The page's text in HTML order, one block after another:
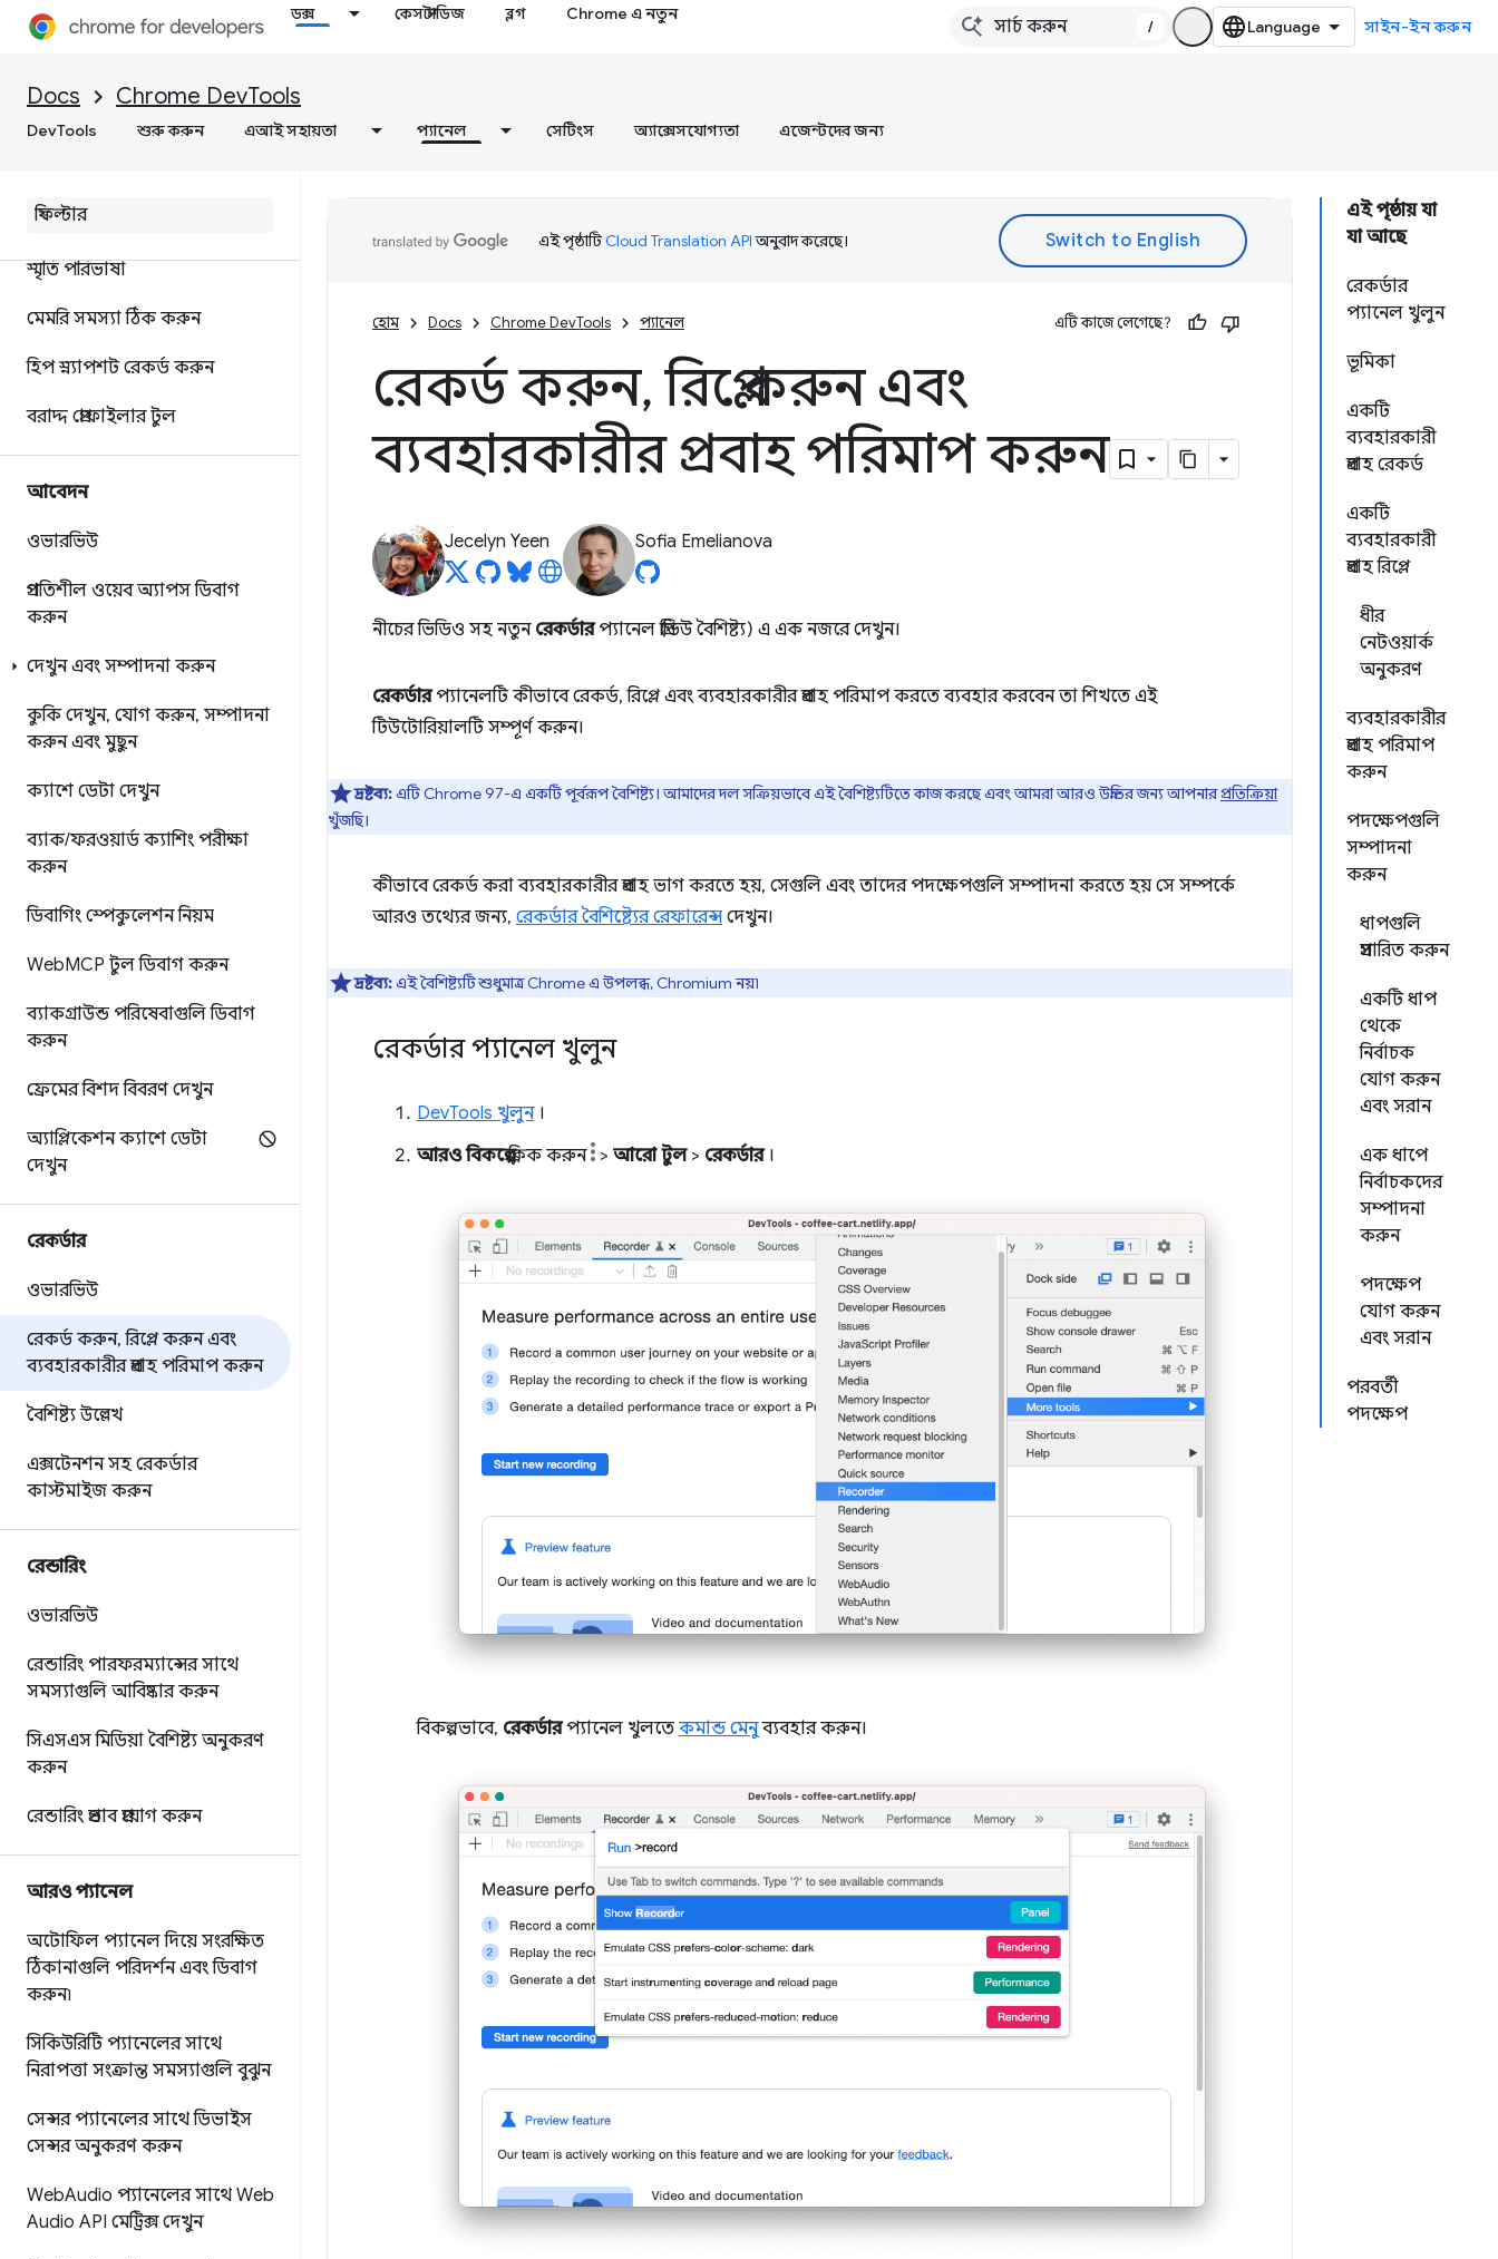
ডক্স কেস স্টাডিজ ব্লগ Chrome এ নতুন
/ সাইন-ইন করুন
Docs Chrome DevTools
DevTools শুরু করুন এআই সহায়তা প্যানেল সেটিংস অ্যাক্সেসযোগ্যতা এজেন্টদের জন্য
বাতিঘর
ওয়েব গতি অপ্টিমাইজ করুন
ওভারভিউ
স্মৃতি পরিভাষা
মেমরি সমস্যা ঠিক করুন
হিপ স্ন্যাপশট রেকর্ড করুন
বরাদ্দ প্রোফাইলার টুল
আবেদন
ওভারভিউ
প্রগতিশীল ওয়েব অ্যাপস ডিবাগ
করুন
দেখুন এবং সম্পাদনা করুন
কুকি দেখুন, যোগ করুন, সম্পাদনা
করুন এবং মুছুন
ক্যাশে ডেটা দেখুন
ব্যাক/ফরওয়ার্ড ক্যাশিং পরীক্ষা
করুন
ডিবাগিং স্পেকুলেশন নিয়ম
WebMCP টুল ডিবাগ করুন
ব্যাকগ্রাউন্ড পরিষেবাগুলি ডিবাগ
করুন
ফ্রেমের বিশদ বিবরণ দেখুন
অ্যাপ্লিকেশন ক্যাশে ডেটা
দেখুন
রেকর্ডার
ওভারভিউ
রেকর্ড করুন, রিপ্লে করুন এবং
ব্যবহারকারীর প্রবাহ পরিমাপ করুন
বৈশিষ্ট্য উল্লেখ
এক্সটেনশন সহ রেকর্ডার
কাস্টমাইজ করুন
রেন্ডারিং
ওভারভিউ
রেন্ডারিং পারফরম্যান্সের সাথে
সমস্যাগুলি আবিষ্কার করুন
সিএসএস মিডিয়া বৈশিষ্ট্য অনুকরণ
করুন
রেন্ডারিং প্রভাব প্রয়োগ করুন
আরও প্যানেল
অটোফিল প্যানেল দিয়ে সংরক্ষিত
ঠিকানাগুলি পরিদর্শন এবং ডিবাগ
করুন৷
সিকিউরিটি প্যানেলের সাথে
নিরাপত্তা সংক্রান্ত সমস্যাগুলি বুঝুন
সেন্সর প্যানেলের সাথে ডিভাইস
সেন্সর অনুকরণ করুন
WebAudio প্যানেলের সাথে Web
Audio API মেট্রিক্স দেখুন
এই পৃষ্ঠায় যা
যা আছে
রেকর্ডার
প্যানেল খুলুন
ভূমিকা
একটি
ব্যবহারকারী
প্রবাহ রেকর্ড
একটি
ব্যবহারকারী
প্রবাহ রিপ্লে
ধীর
নেটওয়ার্ক
অনুকরণ
ব্যবহারকারীর
প্রবাহ পরিমাপ
করুন
পদক্ষেপগুলি
সম্পাদনা
করুন
ধাপগুলি
প্রসারিত করুন
একটি ধাপ
থেকে
নির্বাচক
যোগ করুন
এবং সরান
এক ধাপে
নির্বাচকদের
সম্পাদনা
করুন
পদক্ষেপ
যোগ করুন
এবং সরান
পরবর্তী
পদক্ষেপ
এই পৃষ্ঠাটিCloud Translation APIঅনুবাদ করেছে।
হোম Docs Chrome DevTools প্যানেল এটি কাজে লেগেছে?
রেকর্ড করুন, রিপ্লে করুন এবং
ব্যবহারকারীর প্রবাহ পরিমাপ করুন
Jecelyn Yeen Sofia Emelianova
নীচের ভিডিও সহ নতুন রেকর্ডারপ্যানেল (প্রিভিউ বৈশিষ্ট্য) এ এক নজরে দেখুন।
রেকর্ডারপ্যানেলটি কীভাবে রেকর্ড, রিপ্লে এবং ব্যবহারকারীর প্রবাহ পরিমাপ করতে ব্যবহার করবেন তা শিখতে এই
টিউটোরিয়ালটি সম্পূর্ণ করুন।
দ্রষ্টব্য:এটি Chrome 97-এ একটি পূর্বরূপ বৈশিষ্ট্য। আমাদের দল সক্রিয়ভাবে এই বৈশিষ্ট্যটিতে কাজ করছে এবং আমরা আরও উন্নতির জন্য আপনারপ্রতিক্রিয়া
খুঁজছি।
কীভাবে রেকর্ড করা ব্যবহারকারীর প্রবাহ ভাগ করতে হয়, সেগুলি এবং তাদের পদক্ষেপগুলি সম্পাদনা করতে হয় সে সম্পর্কে
আরও তথ্যের জন্য, রেকর্ডার বৈশিষ্ট্যের রেফারেন্স দেখুন।
দ্রষ্টব্য:এই বৈশিষ্ট্যটি শুধুমাত্র Chrome এ উপলব্ধ, Chromium নয়৷
রেকর্ডার প্যানেল খুলুন
DevTools খুলুন।
আরও বিকল্পেক্লিক করুন > আরো টুল> রেকর্ডার।
বিকল্পভাবে, রেকর্ডারপ্যানেল খুলতে কমান্ড মেনুব্যবহার করুন।